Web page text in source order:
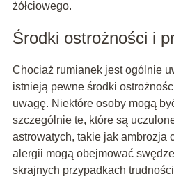
żółciowego.
Środki ostrożności i
Chociaż rumianek jest ogólnie
istnieją pewne środki
uwagę. Niektóre osoby mogą
szczególnie te, które są
astrowatych, takie jak ambrozja
alergii mogą obejmować
skrajnych przypadkach